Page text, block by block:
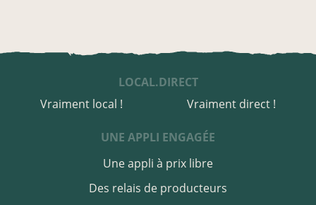
LOCAL.DIRECT
Vraiment local !
Vraiment direct !
UNE APPLI ENGAGÉE
Une appli à prix libre
Des relais de producteurs